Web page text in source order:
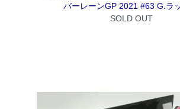
バーレーンGP 2021 #63 G.ラ
SOLD OUT